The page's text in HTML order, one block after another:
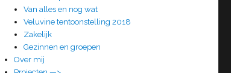
Van alles en nog wat
Veluvine tentoonstelling 2018
Zakelijk
Gezinnen en groepen
Over mij